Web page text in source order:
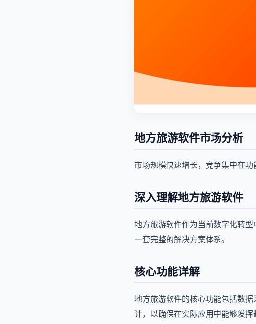
地方旅游软件市场分析
市场规模快速增长，竞争集中在功
深入理解地方旅游软件
地方旅游软件作为当前数字化转
一套完整的解决方案体系。
核心功能详解
地方旅游软件的核心功能包括数
计，以确保在实际应用中能够发挥